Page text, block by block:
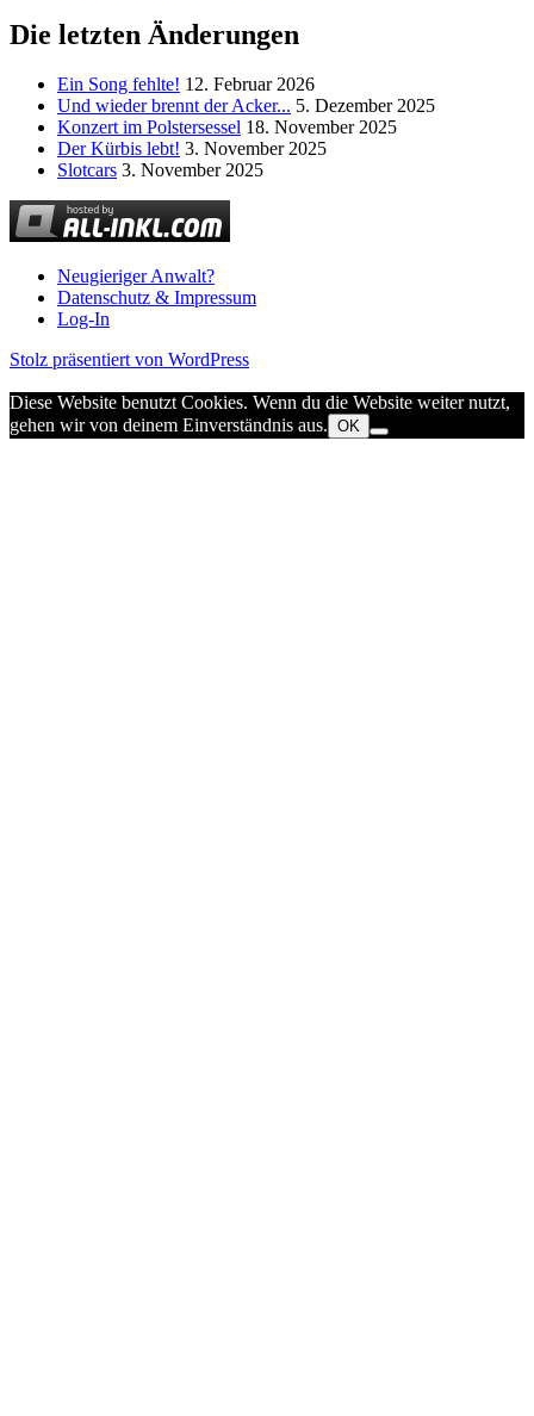
Die letzten Änderungen
Ein Song fehlte! 12. Februar 2026
Und wieder brennt der Acker... 5. Dezember 2025
Konzert im Polstersessel 18. November 2025
Der Kürbis lebt! 3. November 2025
Slotcars 3. November 2025
Neugieriger Anwalt?
Datenschutz & Impressum
Log-In
Stolz präsentiert von WordPress
Diese Website benutzt Cookies. Wenn du die Website weiter nutzt,
gehen wir von deinem Einverständnis aus. OK